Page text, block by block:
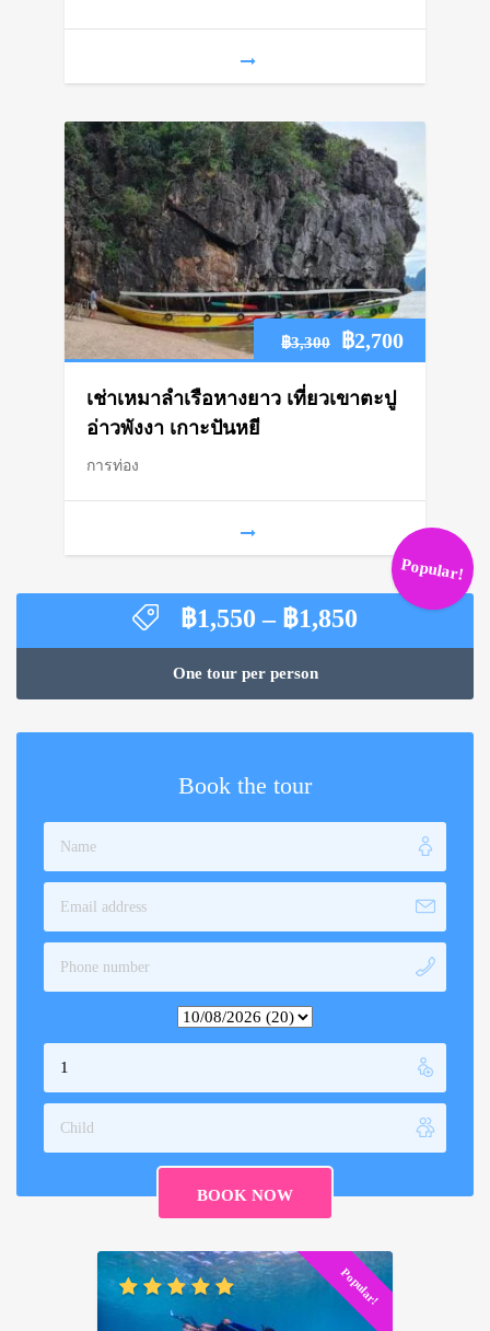
฿3,300
Original
฿2,700Current
เช่าเหมาลำเรือหางยาว เที่ยวเขาตะปู
อ่าวพังงา เกาะปันหยี
การท่อง
฿1,550 – ฿1,850
range:
through
฿1,850
One tour per person
Popular!
Book the tour
Popular!